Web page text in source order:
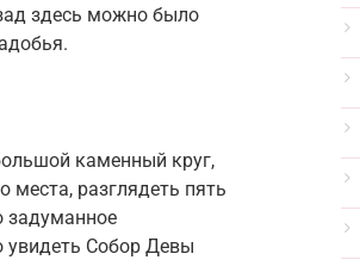
здесь можно было
каменный круг,
места, разглядеть пять
задуманное
увидеть Собор Девы